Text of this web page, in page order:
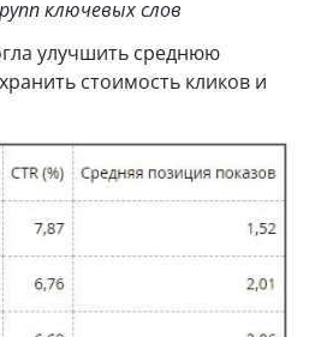
ключевых слов
улучшить среднюю
стоимость кликов и